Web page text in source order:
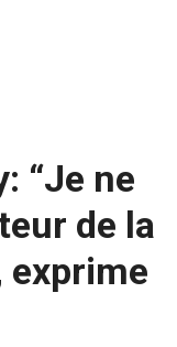
“Je ne
de la
exprime